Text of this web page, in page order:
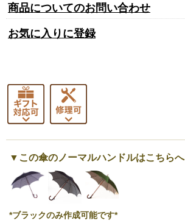
商品についてのお問い合わせ
お気に入りに登録
▼この傘のノーマルハンドルはこちらへ
*ブラックのみ作成可能です*